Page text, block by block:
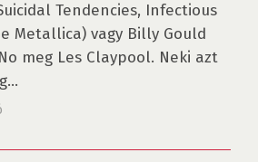
Tendencies, Infectious
Metallica) vagy Billy Gould
meg Les Claypool. Neki azt